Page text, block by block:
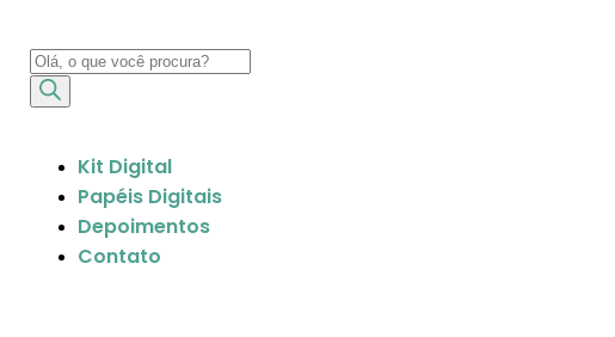
Kit Digital
Papéis Digitais
Depoimentos
Contato